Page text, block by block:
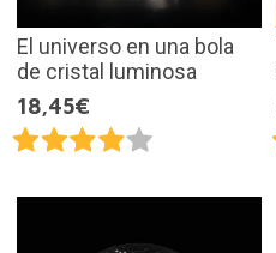
El universo en una bola
de cristal luminosa
18,45€